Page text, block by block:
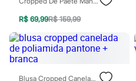
Todos os produtos
Infantil
Arrumadinho para os meninos
Romântico para as meninas
Inverno
R$ 69,99R$ 159,99
Blusa Cropped Canelada De Poliamida Pantone + Branca